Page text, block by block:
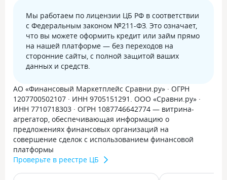
Мы работаем по лицензии ЦБ РФ в соответствии
с Федеральным законом №211-ФЗ. Это означает,
что вы можете оформить кредит или займ прямо
на нашей платформе — без переходов на
сторонние сайты, с полной защитой ваших
данных и средств.
АО «Финансовый Маркетплейс Сравни.ру» · ОГРН
1207700502107 · ИНН 9705151291. ООО «Сравни.ру» ·
ИНН 7710718303 · ОГРН 1087746642774 — витрина-
агрегатор, обеспечивающая информацию о
предложениях финансовых организаций на
совершение сделок с использованием финансовой
платформы
Проверьте в реестре ЦБ